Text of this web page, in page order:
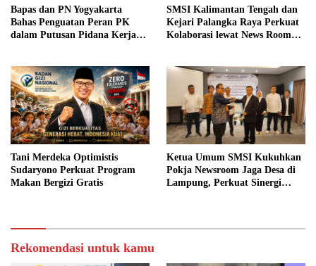
Bapas dan PN Yogyakarta
Bahas Penguatan Peran PK
dalam Putusan Pidana Kerja
SMSI Kalimantan Tengah dan
Kejari Palangka Raya Perkuat
Kolaborasi lewat News Room
Tani Merdeka Optimistis
Sudaryono Perkuat Program
Makan Bergizi Gratis
Ketua Umum SMSI Kukuhkan
Pokja Newsroom Jaga Desa di
Lampung, Perkuat Sinergi
Rekomendasi untuk kamu